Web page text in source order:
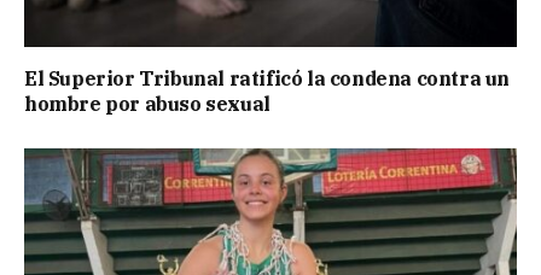
El Superior Tribunal ratificó la condena contra un
hombre por abuso sexual